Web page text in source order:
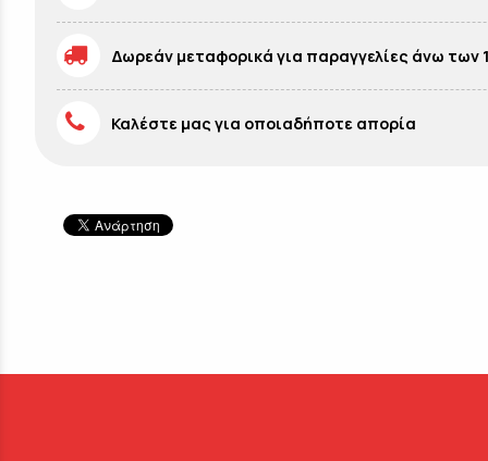
Δωρεάν μεταφορικά για παραγγελίες άνω των
Καλέστε μας για οποιαδήποτε απορία